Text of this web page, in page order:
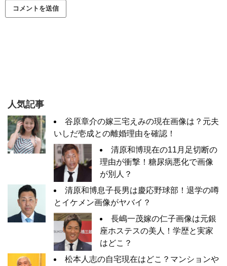
人気記事
谷原章介の嫁三宅えみの現在画像は？元夫
いしだ壱成との離婚理由を確認！
清原和博現在の11月足切断の
理由が衝撃！糖尿病悪化で画像
が別人？
清原和博息子長男は慶応野球部！退学の噂
とイケメン画像がヤバイ？
長嶋一茂嫁の仁子画像は元銀
座ホステスの美人！学歴と実家
はどこ？
松本人志の自宅現在はどこ？マンションや